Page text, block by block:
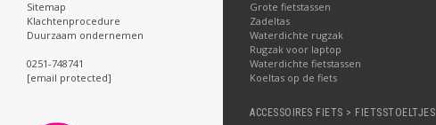
Sitemap
Klachtenprocedure
Duurzaam ondernemen
0251-748741
[email protected]
Grote fietstassen
Zadeltas
Waterdichte rugzak
Rugzak voor laptop
Waterdichte fietstassen
Koeltas op de fiets
ACCESSOIRES FIETS > FIETSSTOELTJES